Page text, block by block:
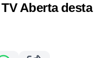
Aberta desta